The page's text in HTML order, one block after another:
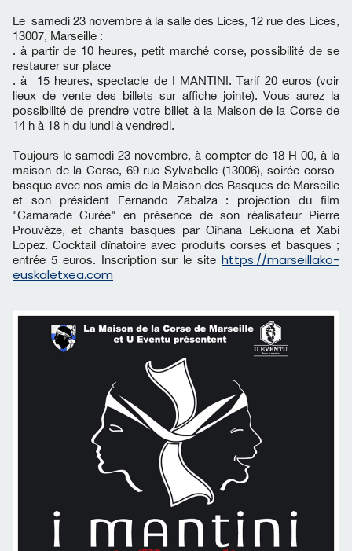
Le samedi 23 novembre à la salle des Lices, 12 rue des Lices,
13007, Marseille :
. à partir de 10 heures, petit marché corse, possibilité de se
restaurer sur place
. à 15 heures, spectacle de I MANTINI. Tarif 20 euros (voir
lieux de vente des billets sur affiche jointe). Vous aurez la
possibilité de prendre votre billet à la Maison de la Corse de
14 h à 18 h du lundi à vendredi.
Toujours le samedi 23 novembre, à compter de 18 H 00, à la
maison de la Corse, 69 rue Sylvabelle (13006), soirée corso-
basque avec nos amis de la Maison des Basques de Marseille
et son président Fernando Zabalza : projection du film
"Camarade Curée" en présence de son réalisateur Pierre
Prouvèze, et chants basques par Oihana Lekuona et Xabi
Lopez. Cocktail dînatoire avec produits corses et basques ;
entrée 5 euros. Inscription sur le site https://marseillako-
euskaletxea.com